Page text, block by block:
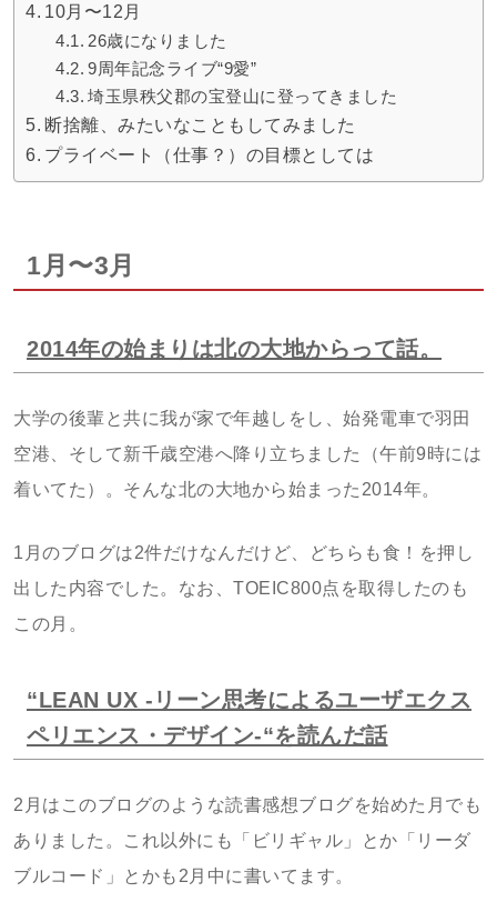
10月〜12月
26歳になりました
9周年記念ライブ“9愛”
埼玉県秩父郡の宝登山に登ってきました
断捨離、みたいなこともしてみました
プライベート（仕事？）の目標としては
1月〜3月
2014年の始まりは北の大地からって話。
大学の後輩と共に我が家で年越しをし、始発電車で羽田
空港、そして新千歳空港へ降り立ちました（午前9時には
着いてた）。そんな北の大地から始まった2014年。
1月のブログは2件だけなんだけど、どちらも食！を押し
出した内容でした。なお、TOEIC800点を取得したのも
この月。
“LEAN UX -リーン思考によるユーザエクス
ペリエンス・デザイン-“を読んだ話
2月はこのブログのような読書感想ブログを始めた月でも
ありました。これ以外にも「ビリギャル」とか「リーダ
ブルコード」とかも2月中に書いてます。